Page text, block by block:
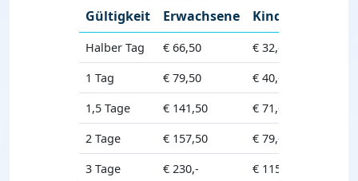
Gültigkeit
Erwachsene Kinder
Halber Tag € 66,50
€ 32,-
1 Tag
€ 79,50
€ 40,-
1,5 Tage
€ 141,50
€ 71,-
2 Tage
€ 157,50
€ 79,-
3 Tage
€ 230,-
€ 115,-